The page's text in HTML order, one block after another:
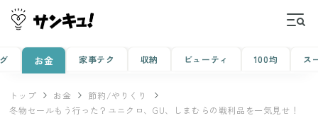
お金 家事テク 収納 ビューティ 100均 ス
トップ お金
節約/やりくり
冬物セールもう行った？ユニクロ、GU、しまむらの戦利品を一気見せ！